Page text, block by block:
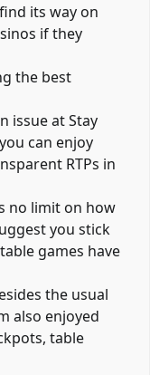
its way on
if they
the best
issue at Stay
can enjoy
RTPs in
no limit on how
you stick
games have
the usual
also enjoyed
table